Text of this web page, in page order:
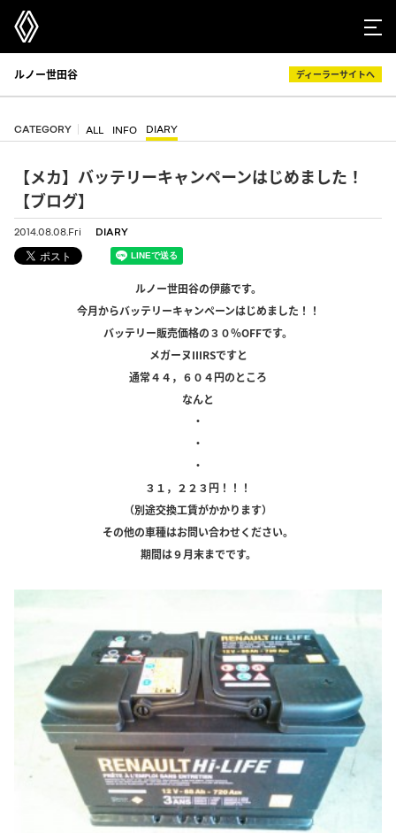
ルノー世田谷 ディーラーサイトへ
CATEGORY ALL INFO DIARY
【メカ】バッテリーキャンペーンはじめました！
【ブログ】
2014.08.08.Fri DIARY
ルノー世田谷の伊藤です。
今月からバッテリーキャンペーンはじめました！！
バッテリー販売価格の３０％OFFです。
メガーヌⅢRSですと
通常４４，６０４円のところ
なんと
・
・
・
３１，２２３円！！！
（別途交換工賃がかかります）
その他の車種はお問い合わせください。
期間は９月末までです。